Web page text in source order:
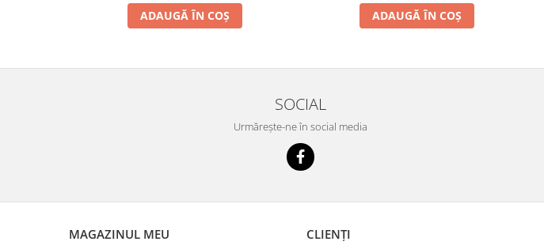
ADAUGĂ ÎN COȘ ADAUGĂ ÎN COȘ
SOCIAL
Urmărește-ne în social media
MAGAZINUL MEU CLIENȚI